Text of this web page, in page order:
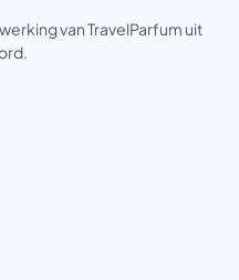
van TravelParfum uit